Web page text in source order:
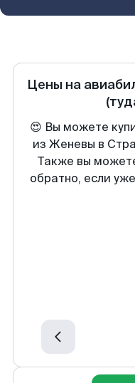
Цены на
😍 Вы можете
из Женевы в
Также вы
обратно, если